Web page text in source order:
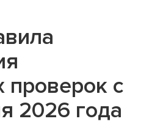
проверок с
2026 года